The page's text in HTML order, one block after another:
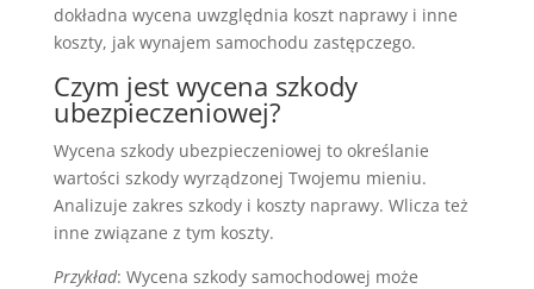
dokładna wycena uwzględnia koszt naprawy i inne
koszty, jak wynajem samochodu zastępczego.
Czym jest wycena szkody
ubezpieczeniowej?
Wycena szkody ubezpieczeniowej to określanie
wartości szkody wyrządzonej Twojemu mieniu.
Analizuje zakres szkody i koszty naprawy. Wlicza też
inne związane z tym koszty.
Przykład: Wycena szkody samochodowej może